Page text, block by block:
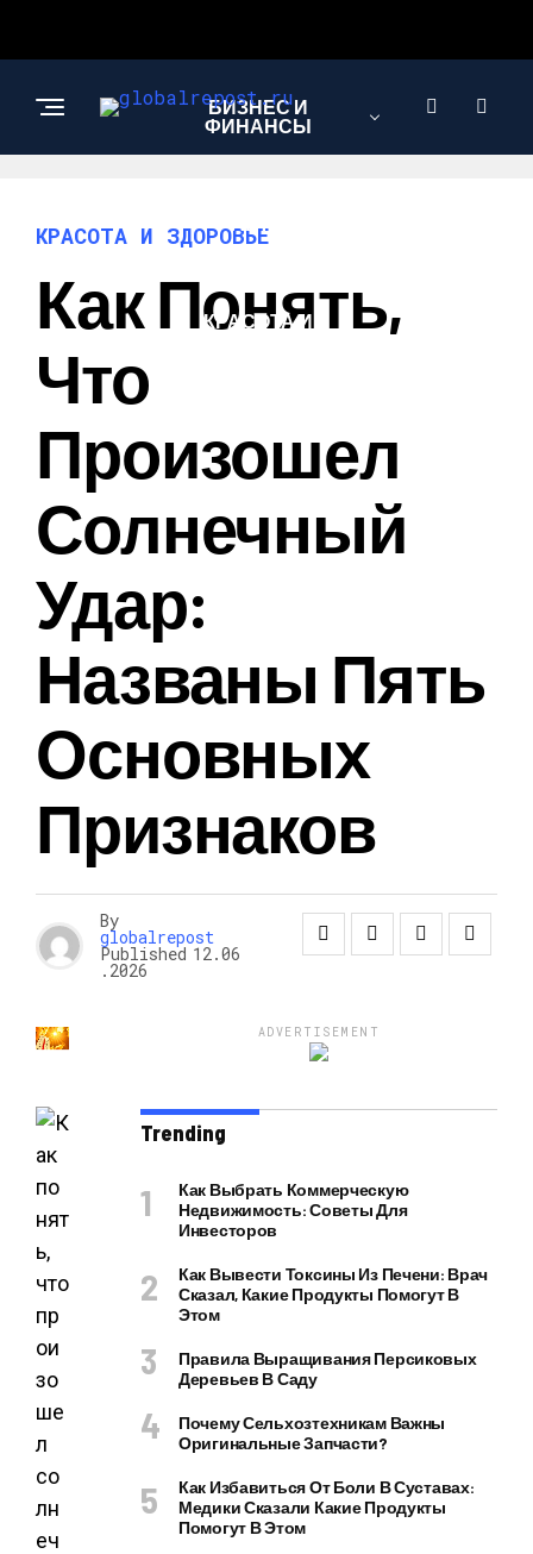
БИЗНЕС И
ФИНАНСЫ
АВТО
КРАСОТА И
КРАСОТА И ЗДОРОВЬЕ
Как Понять,
Что
Произошел
Солнечный
Удар:
Названы Пять
Основных
Признаков
By
globalrepost
Published 12.06
.2026
ADVERTISEMENT
Trending
Как Выбрать Коммерческую
Недвижимость: Советы Для
Инвесторов
Как Вывести Токсины Из Печени: Врач
Сказал, Какие Продукты Помогут В
Этом
Правила Выращивания Персиковых
Деревьев В Саду
Почему Сельхозтехникам Важны
Оригинальные Запчасти?
Как Избавиться От Боли В Суставах:
Медики Сказали Какие Продукты
Помогут В Этом